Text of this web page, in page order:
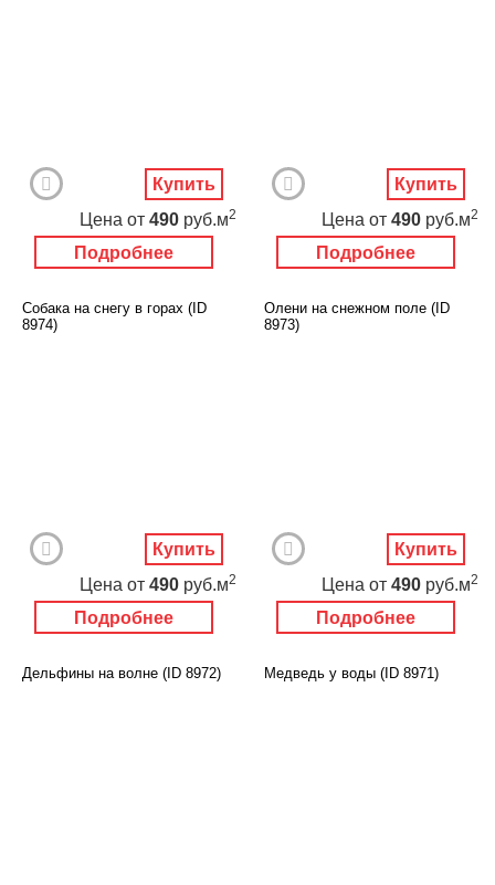
Подробнее
Цена от 490 руб.м2
Купить
Подробнее
Цена от 490 руб.м2
Купить
Собака на снегу в горах (ID
8974)
Подробнее
Цена от 490 руб.м2
Купить
Олени на снежном поле (ID
8973)
Подробнее
Цена от 490 руб.м2
Купить
Дельфины на волне (ID 8972) Медведь у воды (ID 8971)